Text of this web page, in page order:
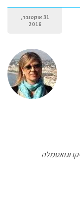
31 אוקטובר,
2016
וגואטמלה